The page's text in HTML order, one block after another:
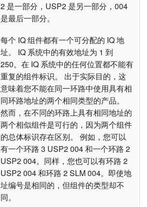
2 是一部分，USP2 是另一部分，004
是最后一部分。
每个 IQ 组件都有一个可分配的 IQ 地
址。 IQ 系统中的有效地址为 1 到
250。在 IQ 系统中的任何位置都不能有
重复的组件标识。 出于实际目的，这
意味着您不能在同一环路中使用具有相
同环路地址的两个相同类型的产品。
然而，在不同的环路上具有相同地址的
两个相似组件是可行的，因为两个组件
的总体标识存在区别。 例如，您可以
有一个环路 3 USP2 004 和一个环路 2
USP2 004。同样，您也可以有环路 2
USP2 004 和环路 2 SLM 004。即使地
址编号是相同的，但组件的类型却不
同。